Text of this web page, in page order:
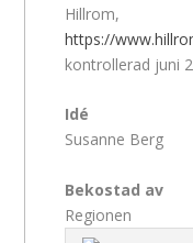
Hillrom,
https://
kontrollerad juni
Idé
Susanne Berg
Bekostad av
Regionen